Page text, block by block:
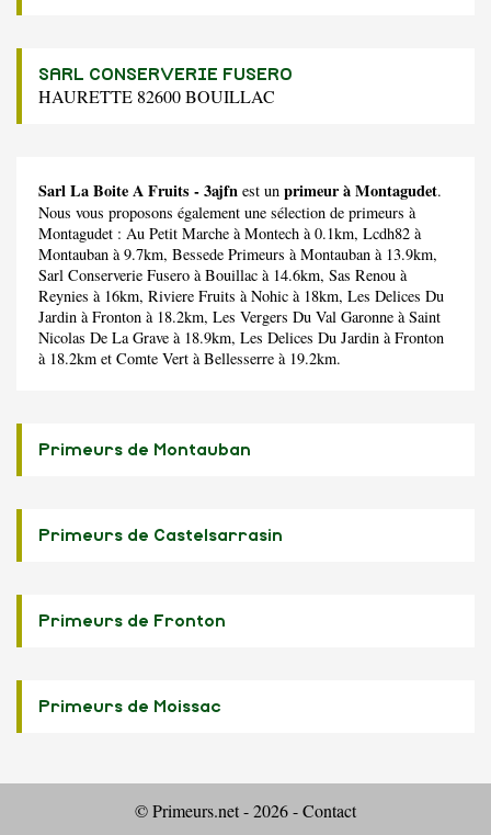
SARL CONSERVERIE FUSERO
HAURETTE 82600 BOUILLAC
Sarl La Boite A Fruits - 3ajfn est un primeur à Montagudet.
Nous vous proposons également une sélection de primeurs à
Montagudet : Au Petit Marche à Montech à 0.1km, Lcdh82 à
Montauban à 9.7km, Bessede Primeurs à Montauban à 13.9km,
Sarl Conserverie Fusero à Bouillac à 14.6km, Sas Renou à
Reynies à 16km, Riviere Fruits à Nohic à 18km, Les Delices Du
Jardin à Fronton à 18.2km, Les Vergers Du Val Garonne à Saint
Nicolas De La Grave à 18.9km, Les Delices Du Jardin à Fronton
à 18.2km et Comte Vert à Bellesserre à 19.2km.
Primeurs de Montauban
Primeurs de Castelsarrasin
Primeurs de Fronton
Primeurs de Moissac
© Primeurs.net - 2026 -Contact